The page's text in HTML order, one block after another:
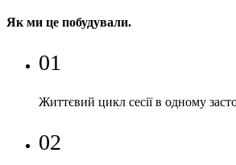
Як ми це побудували.
01
Життєвий цикл сесії в одному
02